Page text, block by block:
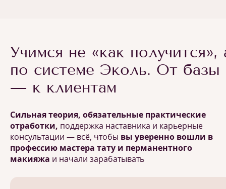
Учимся не «как получится»,
по системе Эколь. От базы
— к клиентам
Сильная теория, обязательные практические
отработки, поддержка наставника и карьерные
консультации — всё, чтобы вы уверенно вошли в
профессию мастера тату и перманентного
макияжа и начали зарабатывать